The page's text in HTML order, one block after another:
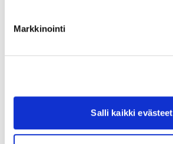
Markkinointi
Salli kaikki evästeet